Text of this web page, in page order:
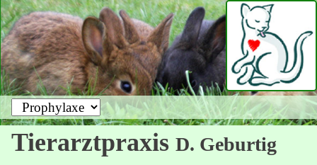
Zielseite
Tierarztpraxis D. Geburtig